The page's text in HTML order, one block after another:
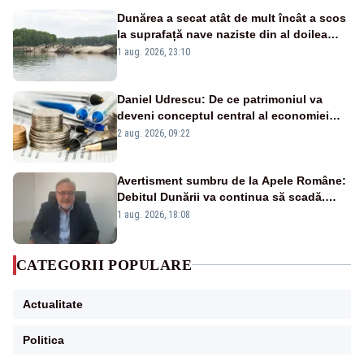
Dunărea a secat atât de mult încât a scos
la suprafață nave naziste din al doilea
război mondial
1 aug. 2026, 23:10
Daniel Udrescu: De ce patrimoniul va
deveni conceptul central al economiei
viitoare?
2 aug. 2026, 09:22
Avertisment sumbru de la Apele Române:
Debitul Dunării va continua să scadă.
Cernavodă s-ar putea închide în 4 zile
1 aug. 2026, 18:08
CATEGORII POPULARE
Actualitate
Politica